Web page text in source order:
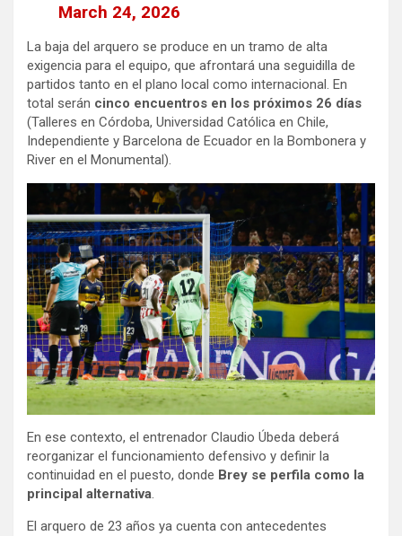
March 24, 2026
La baja del arquero se produce en un tramo de alta
exigencia para el equipo, que afrontará una seguidilla de
partidos tanto en el plano local como internacional. En
total serán cinco encuentros en los próximos 26 días
(Talleres en Córdoba, Universidad Católica en Chile,
Independiente y Barcelona de Ecuador en la Bombonera y
River en el Monumental).
En ese contexto, el entrenador Claudio Úbeda deberá
reorganizar el funcionamiento defensivo y definir la
continuidad en el puesto, donde Brey se perfila como la
principal alternativa.
El arquero de 23 años ya cuenta con antecedentes